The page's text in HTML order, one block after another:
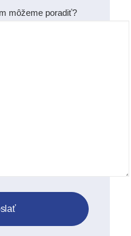
môžeme poradiť?